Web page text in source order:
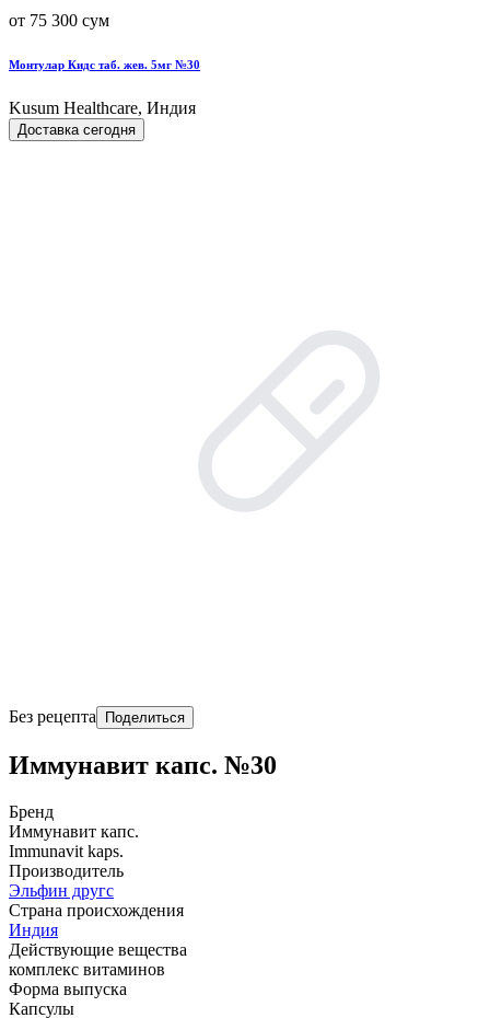
от 75 300 сум
Монтулар Кидс таб. жев. 5мг №30
Kusum Healthcare, Индия
Доставка сегодня
Без рецепта Поделиться
Иммунавит капс. №30
Бренд
Иммунавит капс.
Immunavit kaps.
Производитель
Эльфин другс
Страна происхождения
Индия
Действующие вещества
комплекс витаминов
Форма выпуска
Капсулы